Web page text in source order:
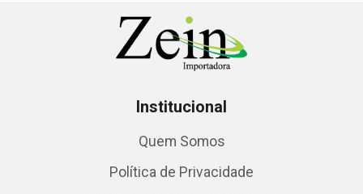
Institucional
Quem Somos
Política de Privacidade